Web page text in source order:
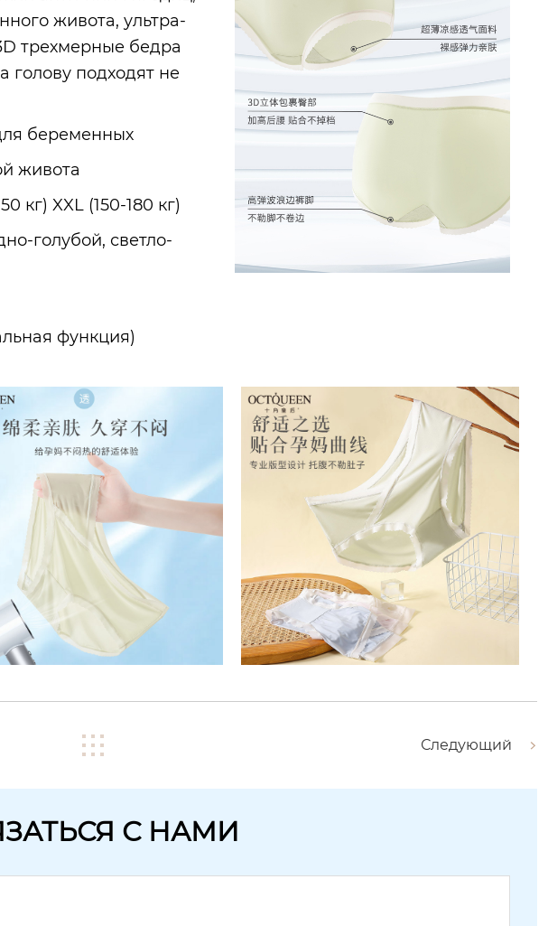
живота, ультра-
трехмерные бедра
голову подходят не
беременных
живота
кг) XXL (150-180 кг)
голубой, светло-
функция)
Следующий
С НАМИ